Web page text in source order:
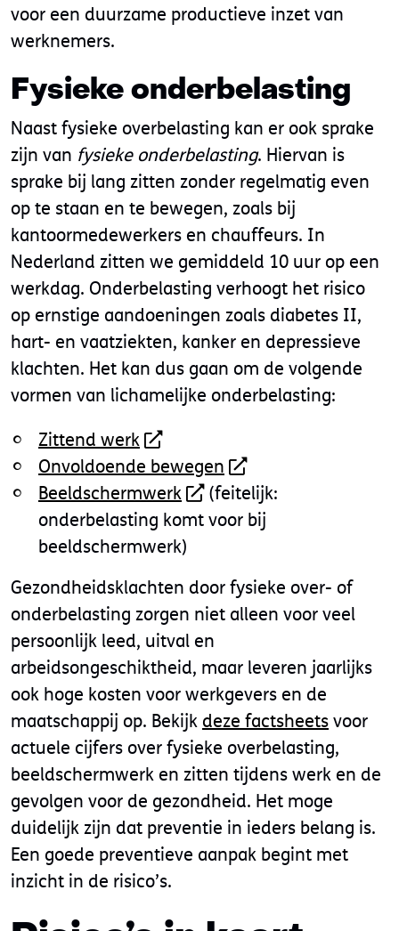
voor een duurzame productieve inzet van
werknemers.
Fysieke onderbelasting
Naast fysieke overbelasting kan er ook sprake
zijn van fysieke onderbelasting. Hiervan is
sprake bij lang zitten zonder regelmatig even
op te staan en te bewegen, zoals bij
kantoormedewerkers en chauffeurs. In
Nederland zitten we gemiddeld 10 uur op een
werkdag. Onderbelasting verhoogt het risico
op ernstige aandoeningen zoals diabetes II,
hart- en vaatziekten, kanker en depressieve
klachten. Het kan dus gaan om de volgende
vormen van lichamelijke onderbelasting:
Zittend werk
Onvoldoende bewegen
Beeldschermwerk
(feitelijk:
onderbelasting komt voor bij
beeldschermwerk)
Gezondheidsklachten door fysieke over- of
onderbelasting zorgen niet alleen voor veel
persoonlijk leed, uitval en
arbeidsongeschiktheid, maar leveren jaarlijks
ook hoge kosten voor werkgevers en de
maatschappij op. Bekijk deze factsheetsvoor
actuele cijfers over fysieke overbelasting,
beeldschermwerk en zitten tijdens werk en de
gevolgen voor de gezondheid. Het moge
duidelijk zijn dat preventie in ieders belang is.
Een goede preventieve aanpak begint met
inzicht in de risico’s.